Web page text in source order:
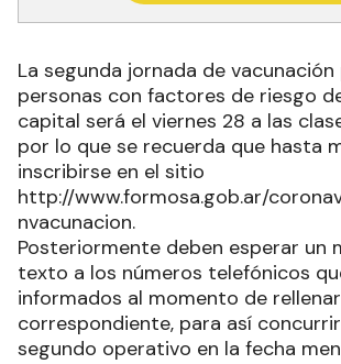
La segunda jornada de vacunación
personas con factores de riesgo
capital será el viernes 28 a las
por lo que se recuerda que hasta
inscribirse en el sitio
http://www.formosa.gob.ar/
nvacunacion.
Posteriormente deben esperar un
texto a los números telefónicos
informados al momento de
correspondiente, para así
segundo operativo en la fecha